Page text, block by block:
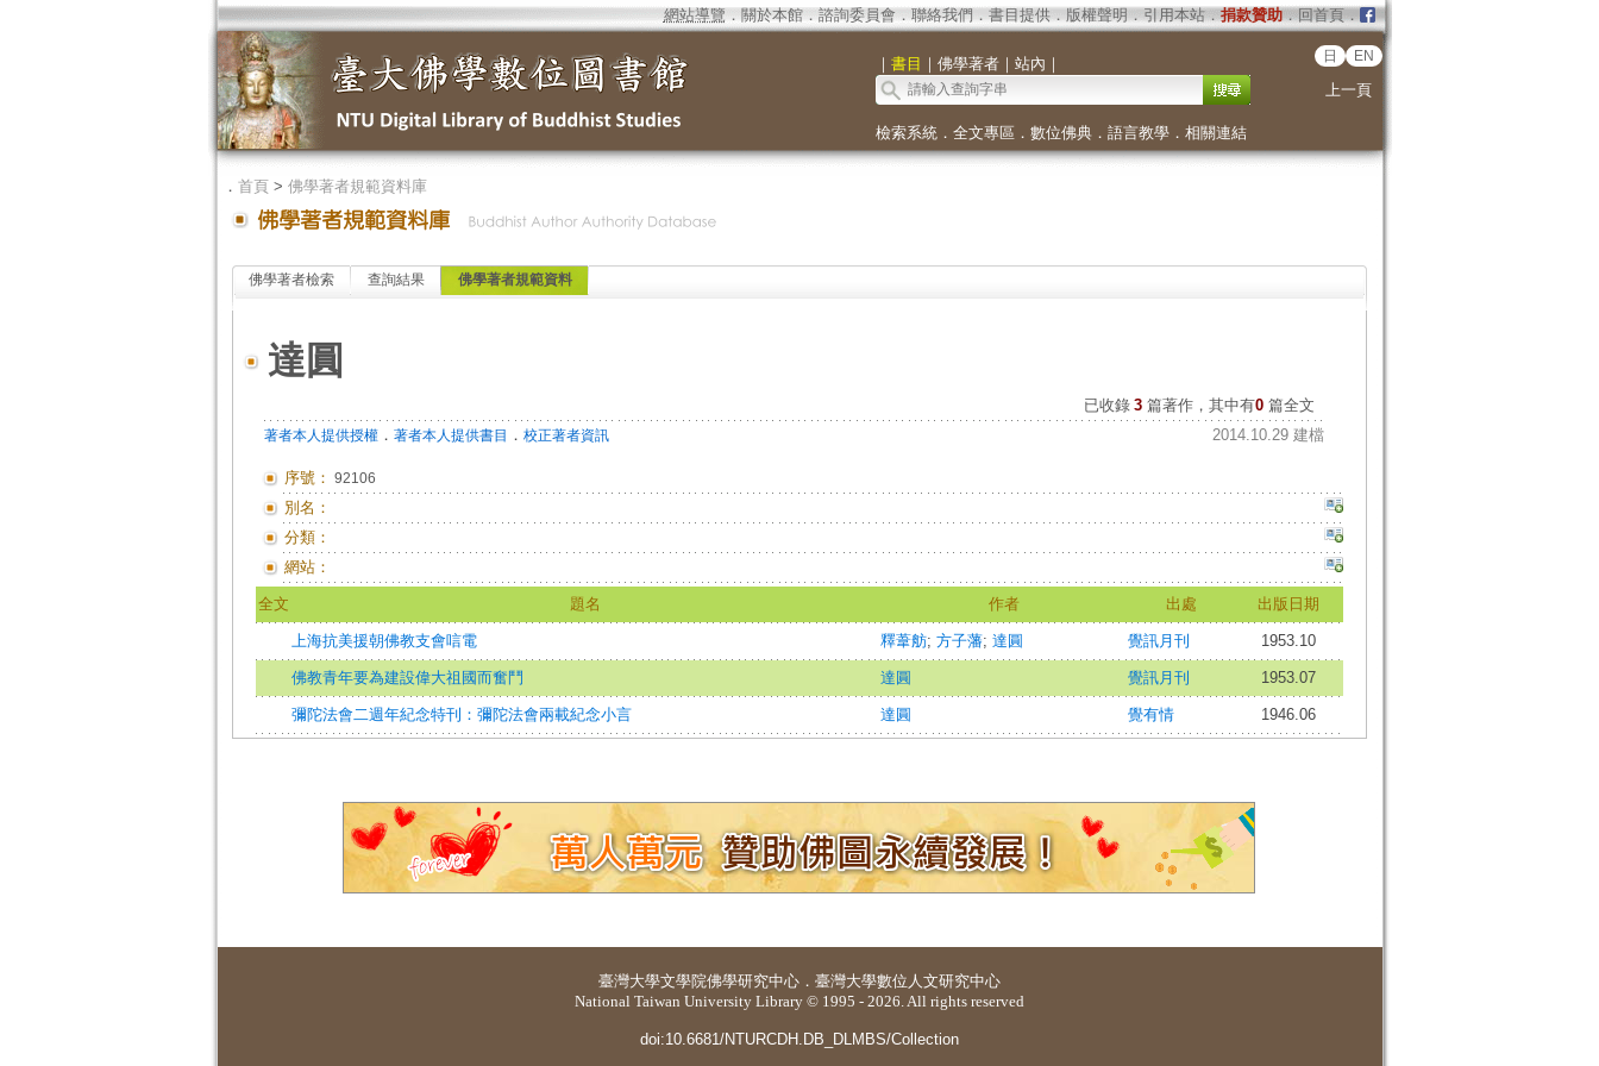
網站導覽 ． 關於本館． 諮詢委員會． 聯絡我們 ． 書目提供． 版權聲明 ． 引用本站． 捐款贊助．回首頁．
｜ 書目 ｜ 佛學著者｜ 站內 ｜ 日 EN
上一頁
檢索系統． 全文專區 ． 數位佛典． 語言教學． 相關連結
． 首頁> 佛學著者規範資料庫
佛學著者檢索 查詢結果 佛學著者規範資料
達圓
已收錄 3 篇著作，其中有0篇全文
著者本人提供授權． 著者本人提供書目 ． 校正著者資訊 2014.10.29 建檔
序號： 92106
別名：
分類：
網站：
全文 題名 作者 出處 出版日期
上海抗美援朝佛教支會唁電 釋葦舫; 方子藩; 達圓 覺訊月刊 1953.10
佛教青年要為建設偉大祖國而奮鬥 達圓 覺訊月刊 1953.07
彌陀法會二週年紀念特刊：彌陀法會兩載紀念小言 達圓 覺有情 1946.06
臺灣大學文學院佛學研究中心 ． 臺灣大學數位人文研究中心
National Taiwan University Library © 1995 - 2026. All rights reserved
doi:10.6681/NTURCDH.DB_DLMBS/Collection